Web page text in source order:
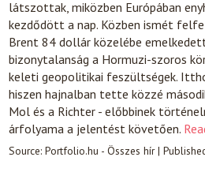
látszottak, miközben Európában
kezdődött a nap. Közben ismét
Brent 84 dollár közelébe
bizonytalanság a Hormuzi-szoros
keleti geopolitikai feszültségek.
hiszen hajnalban tette közzé
Mol és a Richter - előbbinek
árfolyama a jelentést követően.
Source:Portfolio.hu - Összes hír|